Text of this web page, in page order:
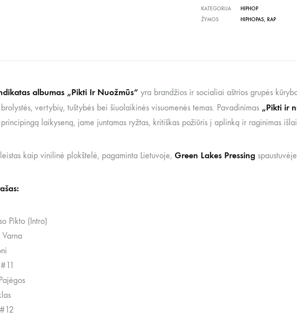
KATEGORIJA
HIPHOP
ŽYMOS
HIPHOPAS, RAP
albumas „Pikti Ir Nuožmūs“ yra brandžios ir socialiai aštrios grupės
vertybių, tuštybės bei šiuolaikinės visuomenės temas. Pavadinimas „Pikti ir
laikyseną, jame juntamas ryžtas, kritiškas požiūris į aplinką ir raginimas
kaip vinilinė plokštelė, pagaminta Lietuvoje, Green Lakes Pressing
Pikto (Intro)